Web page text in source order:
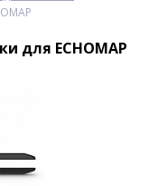
для ECHOMAP